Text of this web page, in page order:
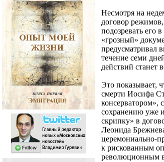
Несмотря на
договор
подозревать
«грозный»
предусматривал
течение семи
действий станет
Это показывает,
смерти Иосифа
консерватором»,
сохранению уже
скрипку» в
Леонида
церемониально-
к рискованным
революционным